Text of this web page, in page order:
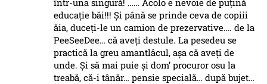
educație băi!!! Și până se prinde ceva de copiii
ăia, duceți-le un camion de prezervative…. de la
PeeSeeDee… că aveți destule. La pesedeu se
practică la greu amantlâcul, așa că aveți de
unde. Și să mai puie și dom’ procuror osu la
treabă, că-i tânăr… pensie specială… după bujet…